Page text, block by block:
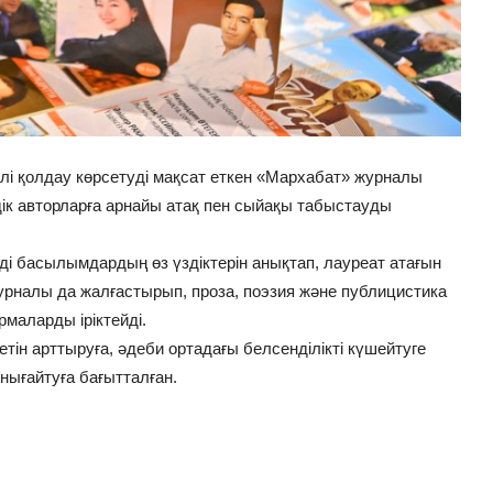
көрсетуді мақсат еткен «Мархабат» журналы
авторларға арнайы атақ пен сыйақы табыстауды
басылымдардың өз үздіктерін анықтап, лауреат атағын
да жалғастырып, проза, поэзия және публицистика
іріктейді.
арттыруға, әдеби ортадағы белсенділікті күшейтуге
бағытталған.